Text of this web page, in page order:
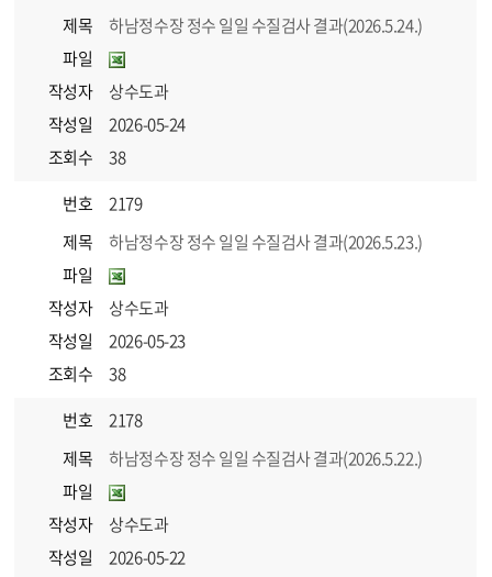
제목
하남정수장 정수 일일 수질검사 결과(2026.5.24.)
파일
작성자
상수도과
작성일
2026-05-24
조회수
38
번호
2179
제목
하남정수장 정수 일일 수질검사 결과(2026.5.23.)
파일
작성자
상수도과
작성일
2026-05-23
조회수
38
번호
2178
제목
하남정수장 정수 일일 수질검사 결과(2026.5.22.)
파일
작성자
상수도과
작성일
2026-05-22